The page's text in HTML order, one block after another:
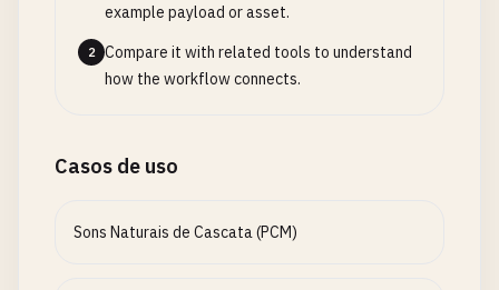
example payload or asset.
2
Compare it with related tools to understand
how the workflow connects.
Casos de uso
Sons Naturais de Cascata (PCM)